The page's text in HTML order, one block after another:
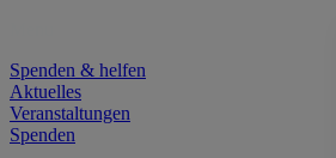
Spenden & helfen
Aktuelles
Veranstaltungen
Spenden